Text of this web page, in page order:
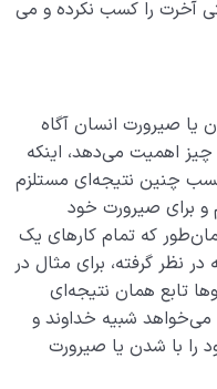
آخرت را کسب نکرده و می­‌
یا صیرورت انسان آگاه
اهمیت می‌دهد، اینکه
چنین نتیجه‌ای مستلزم
برای صیرورت خود
که تمام کارهای یک
نظر گرفته، برای مثال در
تابع همان نتیجه‌ای
شبیه خداوند و
را با شدن یا صیرورت